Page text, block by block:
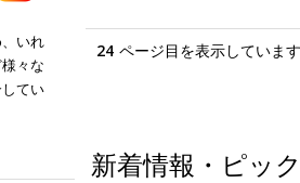
24 ページ目を表示しています
新着情報・ピッ
いれ
々な
てい